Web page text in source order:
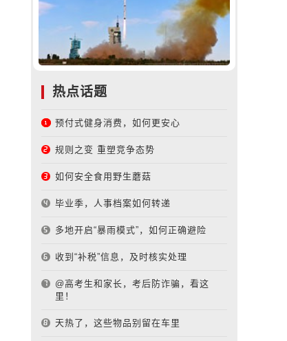
热点话题
预付式健身消费，如何更安心
规则之变 重塑竞争态势
如何安全食用野生蘑菇
毕业季，人事档案如何转递
多地开启“暴雨模式”，如何正确避险
收到“补税”信息，及时核实处理
@高考生和家长，考后防诈骗，看这
里！
天热了，这些物品别留在车里